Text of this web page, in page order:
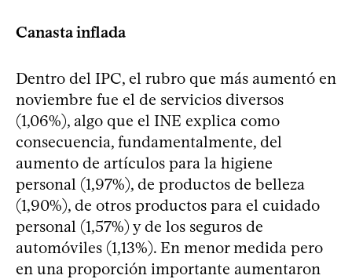
Canasta inflada
Dentro del IPC, el rubro que más aumentó en
noviembre fue el de servicios diversos
(1,06%), algo que el INE explica como
consecuencia, fundamentalmente, del
aumento de artículos para la higiene
personal (1,97%), de productos de belleza
(1,90%), de otros productos para el cuidado
personal (1,57%) y de los seguros de
automóviles (1,13%). En menor medida pero
en una proporción importante aumentaron